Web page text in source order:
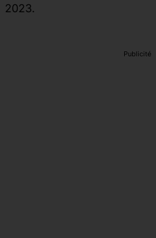
2023.
Publicité